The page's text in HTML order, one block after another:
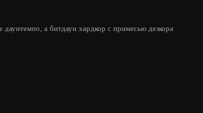
даунтемпо, а битдаун хардкор с примесью дезкора